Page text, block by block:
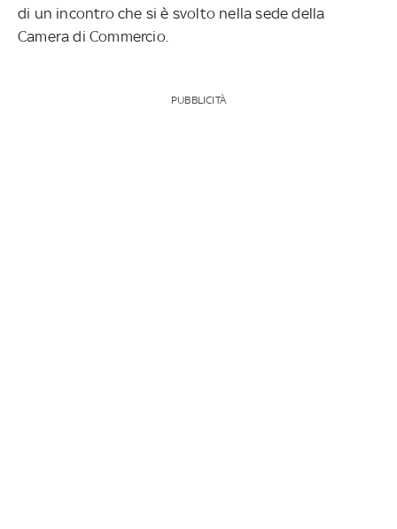
di un incontro che si è svolto nella sede della
Camera di Commercio.
PUBBLICITÀ